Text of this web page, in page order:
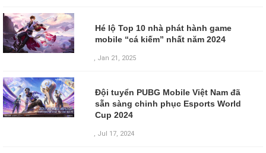
Hé lộ Top 10 nhà phát hành game
mobile “cá kiếm” nhất năm 2024
, Jan 21, 2025
Đội tuyển PUBG Mobile Việt Nam đã
sẵn sàng chinh phục Esports World
Cup 2024
, Jul 17, 2024